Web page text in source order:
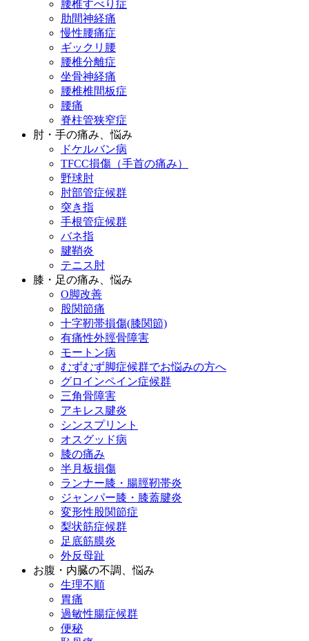
腰椎すべり症
肋間神経痛
慢性腰痛症
ギックリ腰
腰椎分離症
坐骨神経痛
腰椎椎間板症
腰痛
脊柱管狭窄症
肘・手の痛み、悩み
ドケルバン病
TFCC損傷（手首の痛み）
野球肘
肘部管症候群
突き指
手根管症候群
バネ指
腱鞘炎
テニス肘
膝・足の痛み、悩み
O脚改善
股関節痛
十字靭帯損傷(膝関節)
有痛性外脛骨障害
モートン病
むずむず脚症候群でお悩みの方へ
グロインペイン症候群
三角骨障害
アキレス腱炎
シンスプリント
オスグッド病
膝の痛み
半月板損傷
ランナー膝・腸脛靭帯炎
ジャンパー膝・膝蓋腱炎
変形性股関節症
梨状筋症候群
足底筋膜炎
外反母趾
お腹・内臓の不調、悩み
生理不順
胃痛
過敏性腸症候群
便秘